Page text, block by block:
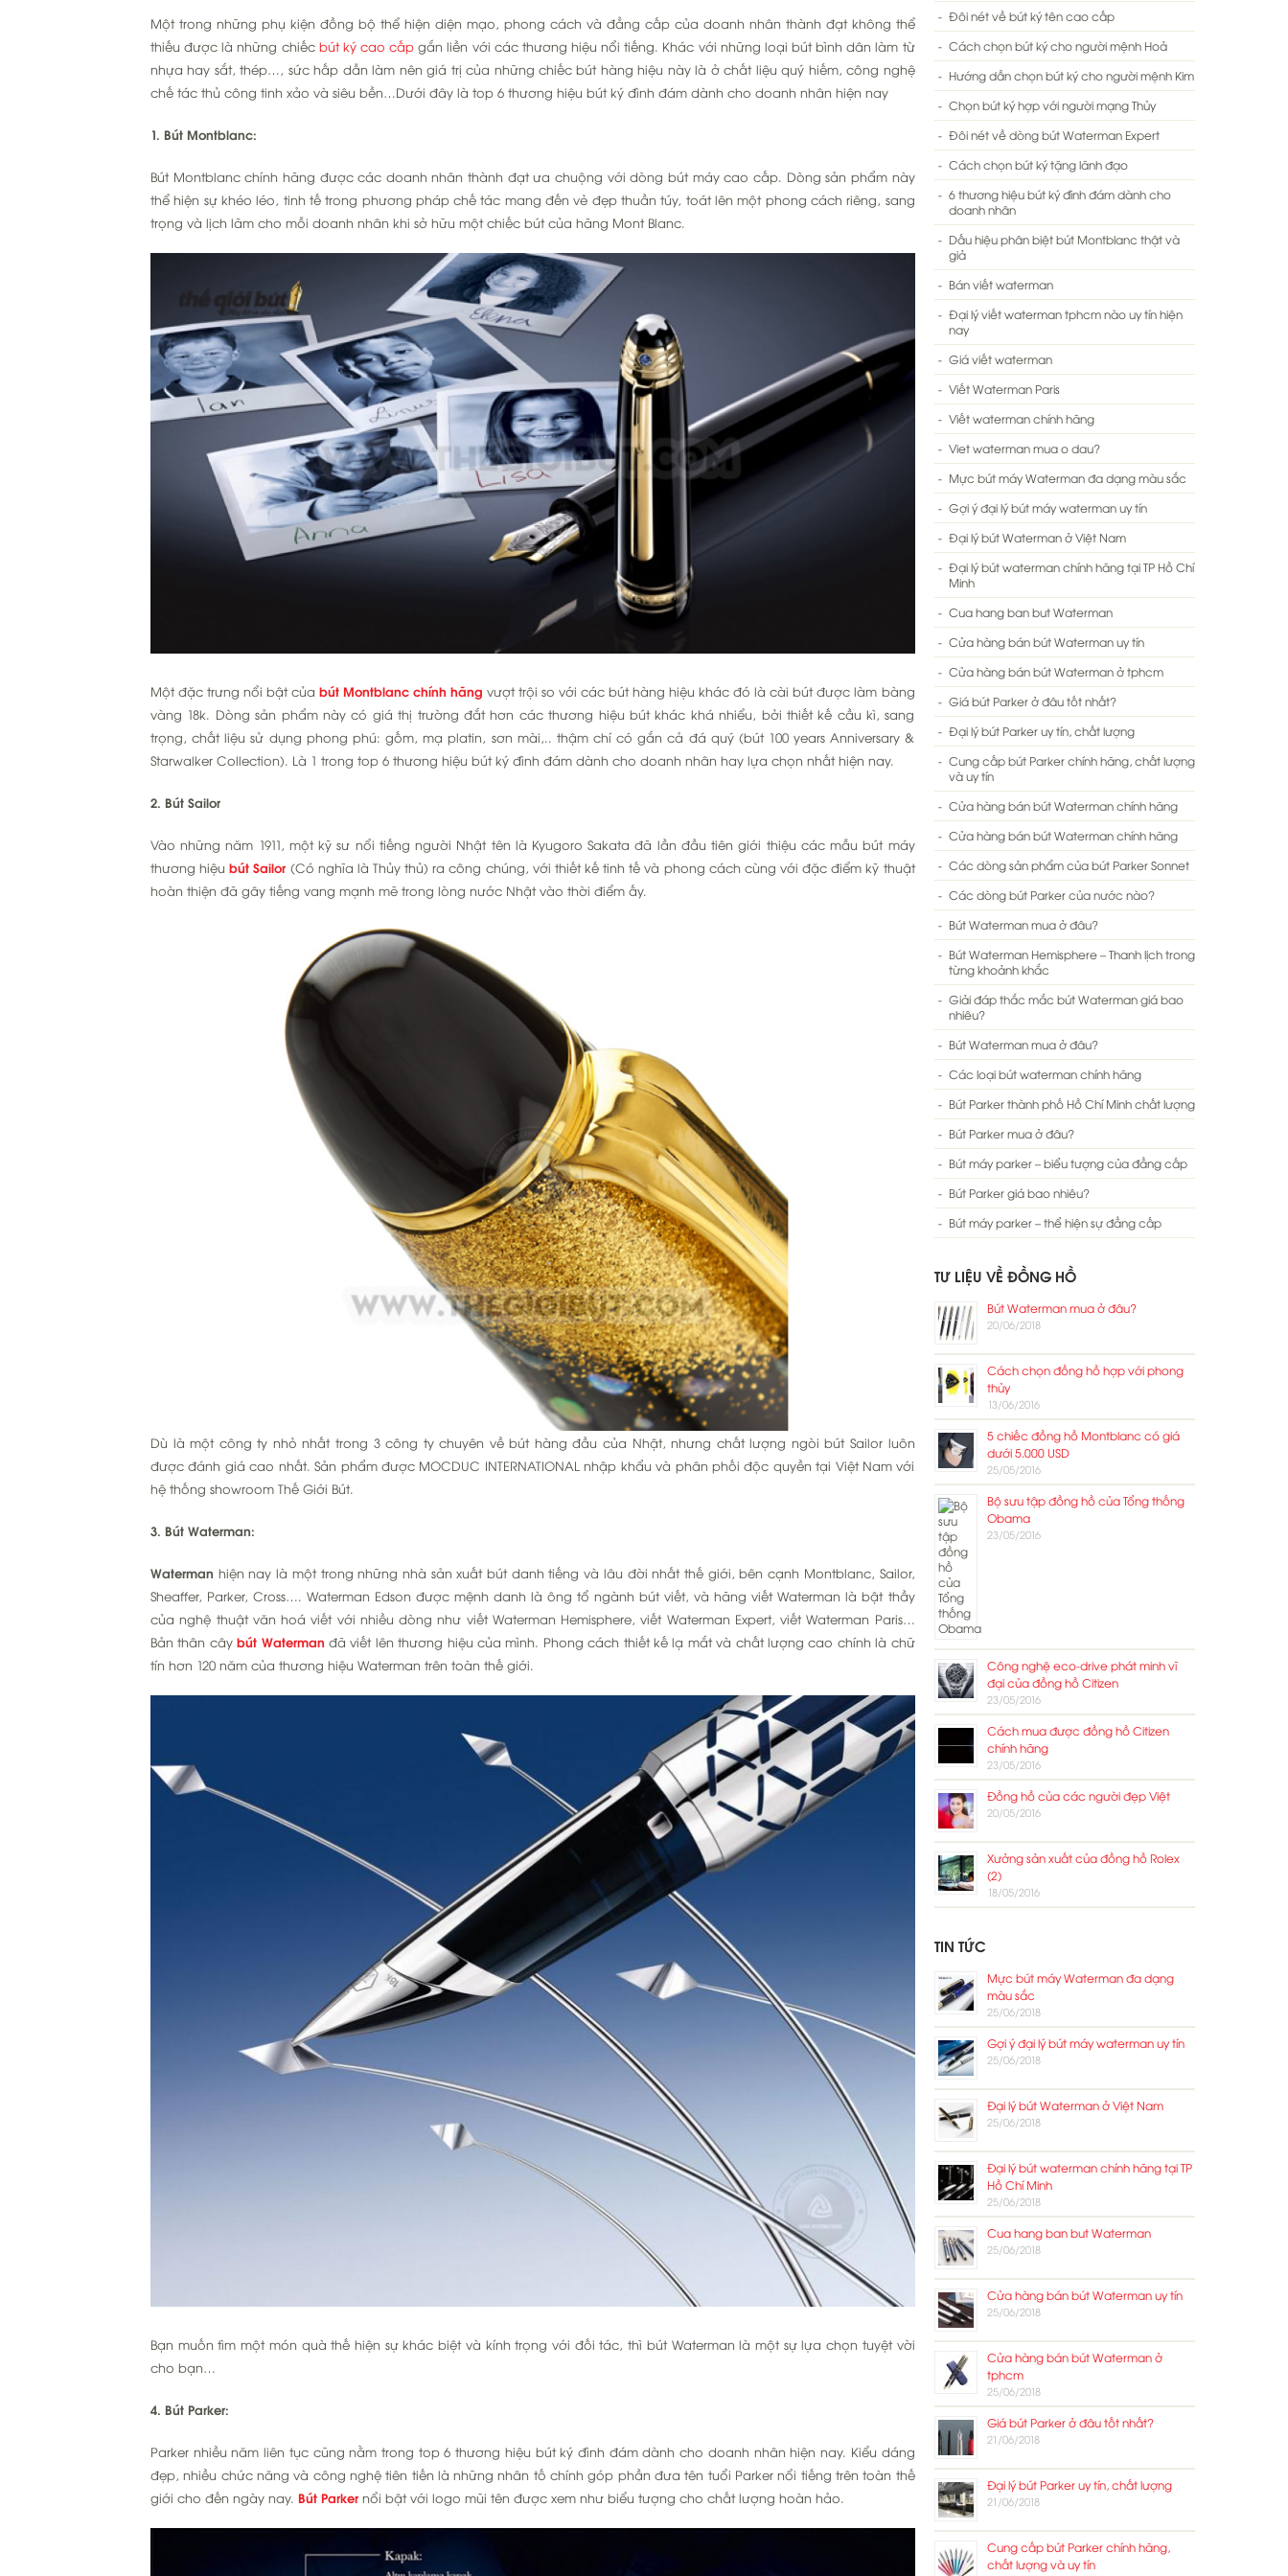
bút
ký
đình
doanh
nhân
Một trong những phụ kiện đồng bộ thể hiện diện mạo, phong cách và đẳng cấp của doanh nhân thành đạt không thể
thiếu được là những chiếc bút ký cao cấp gắn liền với các thương hiệu nổi tiếng. Khác với những loại bút bình dân làm từ
nhựa hay sắt, thép…, sức hấp dẫn làm nên giá trị của những chiếc bút hàng hiệu này là ở chất liệu quý hiếm, công nghệ
chế tác thủ công tinh xảo và siêu bền…Dưới đây là top 6 thương hiệu bút ký đình đám dành cho doanh nhân hiện nay
1. Bút Montblanc:
Bút Montblanc chính hãng được các doanh nhân thành đạt ưa chuộng với dòng bút máy cao cấp. Dòng sản phẩm này
thể hiện sự khéo léo, tinh tế trong phương pháp chế tác mang đến vẻ đẹp thuần túy, toát lên một phong cách riêng, sang
trọng và lịch lãm cho mỗi doanh nhân khi sở hữu một chiếc bút của hãng Mont Blanc.
Một đặc trưng nổi bật củabút Montblanc chính hãng vượt trội so với các bút hàng hiệu khác đó là cài bút được làm bàng
vàng 18k. Dòng sản phẩm này có giá thị trường đắt hơn các thương hiệu bút khác khá nhiểu, bởi thiết kế cầu kì, sang
trọng, chất liệu sử dụng phong phú: gốm, mạ platin, sơn mài,.. thậm chí có gắn cả đá quý (bút 100 years Anniversary &
Starwalker Collection). Là 1 trong top 6 thương hiệu bút ký đình đám dành cho doanh nhân hay lựa chọn nhất hiện nay.
2. Bút Sailor
Vào những năm 1911, một kỹ sư nổi tiếng người Nhật tên là Kyugoro Sakata đã lần đầu tiên giới thiệu các mẫu bút máy
thương hiệubút Sailor (Có nghĩa là Thủy thủ) ra công chúng, với thiết kế tinh tế và phong cách cùng với đặc điểm kỹ thuật
hoàn thiện đã gây tiếng vang mạnh mẽ trong lòng nước Nhật vào thời điểm ấy.
Dù là một công ty nhỏ nhất trong 3 công ty chuyên về bút hàng đầu của Nhật, nhưng chất lượng ngòi bút Sailor luôn
được đánh giá cao nhất. Sản phẩm được MOCDUC INTERNATIONAL nhập khẩu và phân phối độc quyền tại Việt Nam với
hệ thống showroom Thế Giới Bút.
3. Bút Waterman:
Waterman hiện nay là một trong những nhà sản xuất bút danh tiếng và lâu đời nhất thế giới, bên cạnh Montblanc, Sailor,
Sheaffer, Parker, Cross…. Waterman Edson được mệnh danh là ông tổ ngành bút viết, và hãng viết Waterman là bật thầy
của nghệ thuật văn hoá viết với nhiều dòng như viết Waterman Hemisphere, viết Waterman Expert, viết Waterman Paris…
Bản thân câybút Waterman đã viết lên thương hiệu của mình. Phong cách thiết kế lạ mắt và chất lượng cao chính là chữ
tín hơn 120 năm của thương hiệu Waterman trên toàn thế giới.
Bạn muốn tìm một món quà thế hiện sự khác biệt và kính trọng với đối tác, thì bút Waterman là một sự lựa chọn tuyệt vời
cho bạn…
4. Bút Parker:
Parker nhiều năm liên tục cũng nằm trong top 6 thương hiệu bút ký đình đám dành cho doanh nhân hiện nay. Kiểu dáng
đẹp, nhiều chức năng và công nghệ tiên tiến là những nhân tố chính góp phần đưa tên tuổi Parker nổi tiếng trên toàn thế
giới cho đến ngày nay. Bút Parker nổi bật với logo mũi tên được xem như biểu tượng cho chất lượng hoàn hảo.
Đôi nét về bút ký tên cao cấp
Cách chọn bút ký cho người mệnh Hoả
Hướng dẫn chọn bút ký cho người mệnh Kim
Chọn bút ký hợp với người mạng Thủy
Đôi nét về dòng bút Waterman Expert
Cách chọn bút ký tặng lãnh đạo
6 thương hiệu bút ký đình đám dành cho
doanh nhân
Dấu hiệu phân biệt bút Montblanc thật và
giả
Bán viết waterman
Đại lý viết waterman tphcm nào uy tín hiện
nay
Giá viết waterman
Viết Waterman Paris
Viết waterman chính hãng
Viet waterman mua o dau?
Mực bút máy Waterman đa dạng màu sắc
Gợi ý đại lý bút máy waterman uy tín
Đại lý bút Waterman ở Việt Nam
Đại lý bút waterman chính hãng tại TP Hồ Chí
Minh
Cua hang ban but Waterman
Cửa hàng bán bút Waterman uy tín
Cửa hàng bán bút Waterman ở tphcm
Giá bút Parker ở đâu tốt nhất?
Đại lý bút Parker uy tín, chất lượng
Cung cấp bút Parker chính hãng, chất lượng
và uy tín
Cửa hàng bán bút Waterman chính hãng
Cửa hàng bán bút Waterman chính hãng
Các dòng sản phẩm của bút Parker Sonnet
Các dòng bút Parker của nước nào?
Bút Waterman mua ở đâu?
Bút Waterman Hemisphere – Thanh lịch trong
từng khoảnh khắc
Giải đáp thắc mắc bút Waterman giá bao
nhiêu?
Bút Waterman mua ở đâu?
Các loại bút waterman chính hãng
Bút Parker thành phố Hồ Chí Minh chất lượng
Bút Parker mua ở đâu?
Bút máy parker – biểu tượng của đẳng cấp
Bút Parker giá bao nhiêu?
Bút máy parker – thể hiện sự đẳng cấp
TƯ LIỆU VỀ ĐỒNG HỒ
Bút Waterman mua ở đâu?
20/06/2018
Cách chọn đồng hồ hợp với phong
thủy
13/06/2016
5 chiếc đồng hồ Montblanc có giá
dưới 5.000 USD
25/05/2016
Bộ sưu tập đồng hồ của Tổng thống
Obama
23/05/2016
Công nghệ eco-drive phát minh vĩ
đại của đồng hồ Citizen
23/05/2016
Cách mua được đồng hồ Citizen
chính hãng
23/05/2016
Đồng hồ của các người đẹp Việt
20/05/2016
Xưởng sản xuất của đồng hồ Rolex
(2)
18/05/2016
TIN TỨC
Mực bút máy Waterman đa dạng
màu sắc
25/06/2018
Gợi ý đại lý bút máy waterman uy tín
25/06/2018
Đại lý bút Waterman ở Việt Nam
25/06/2018
Đại lý bút waterman chính hãng tại TP
Hồ Chí Minh
25/06/2018
Cua hang ban but Waterman
25/06/2018
Cửa hàng bán bút Waterman uy tín
25/06/2018
Cửa hàng bán bút Waterman ở
tphcm
25/06/2018
Giá bút Parker ở đâu tốt nhất?
21/06/2018
Đại lý bút Parker uy tín, chất lượng
21/06/2018
Cung cấp bút Parker chính hãng,
chất lượng và uy tín